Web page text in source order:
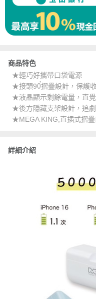
商品特色
★輕巧好攜帶口袋電源
★接頭90〬摺疊設計，保護
★液晶顯示剩餘電量，直
★後方隱藏支架設計，追
★MEGA KING,直插式摺
詳細介紹